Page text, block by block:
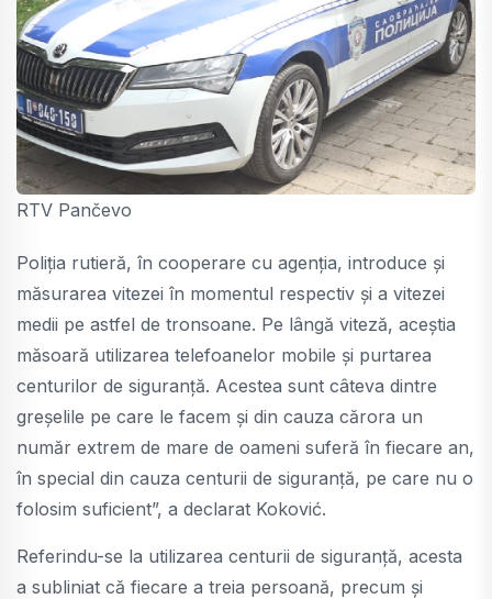
RTV Pančevo
Poliția rutieră, în cooperare cu agenția, introduce și
măsurarea vitezei în momentul respectiv și a vitezei
medii pe astfel de tronsoane. Pe lângă viteză, aceștia
măsoară utilizarea telefoanelor mobile și purtarea
centurilor de siguranță. Acestea sunt câteva dintre
greșelile pe care le facem și din cauza cărora un
număr extrem de mare de oameni suferă în fiecare an,
în special din cauza centurii de siguranță, pe care nu o
folosim suficient”, a declarat Koković.
Referindu-se la utilizarea centurii de siguranță, acesta
a subliniat că fiecare a treia persoană, precum și